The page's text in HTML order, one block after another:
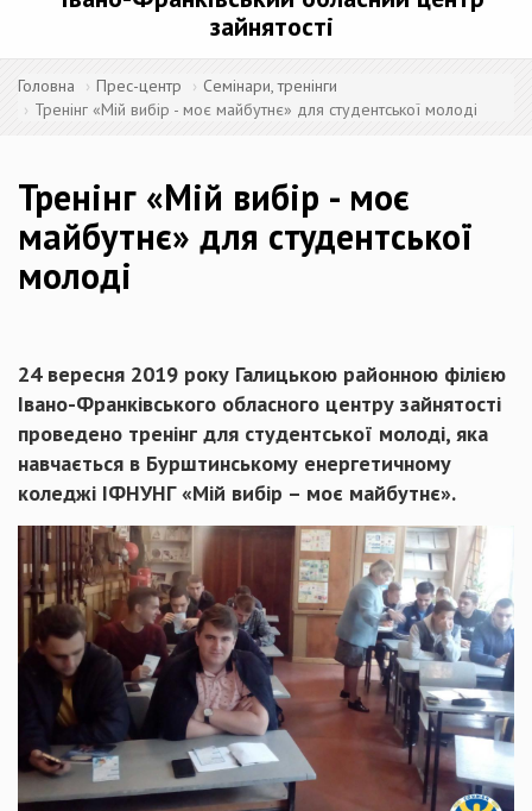
зайнятості
Головна Прес-центр
Семінари, тренінги
Тренінг «Мій вибір - моє майбутнє» для студентської молоді
Тренінг «Мій вибір - моє
майбутнє» для студентської
молоді
24 вересня 2019 року Галицькою районною філією
Івано-Франківського обласного центру зайнятості
проведено тренінг для студентської молоді, яка
навчається в Бурштинському енергетичному
коледжі ІФНУНГ «Мій вибір – моє майбутнє».